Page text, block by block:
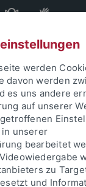
und Ihr
werden
davon werden
es uns andere
auf unserer
unserer
bearbeitet
zu
und